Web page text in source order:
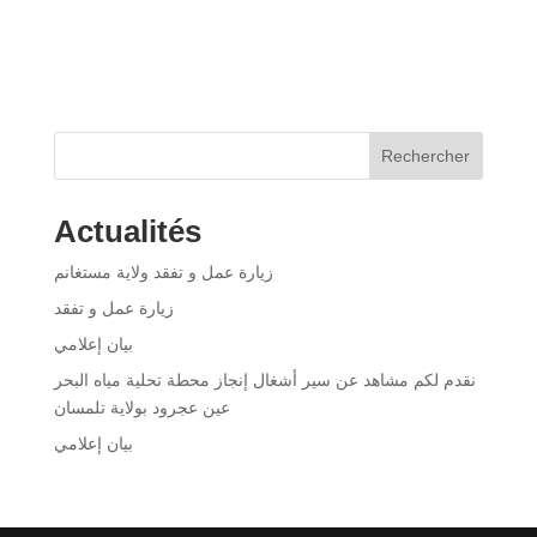
Rechercher
Actualités
زيارة عمل و تفقد ولاية مستغانم
زيارة عمل و تفقد
بيان إعلامي
نقدم لكم مشاهد عن سير أشغال إنجاز محطة تحلية مياه البحر
عين عجرود بولاية تلمسان
بيان إعلامي